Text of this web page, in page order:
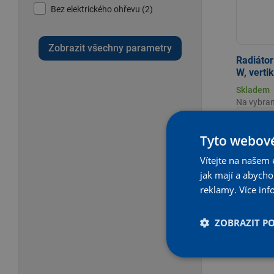
Bez elektrického ohřevu (2)
Zobrazit všechny parametry
W,
Skladem
Na
Tyto
Vítejte na našem
jak mají a
reklamy. Více
ZOBRAZIT